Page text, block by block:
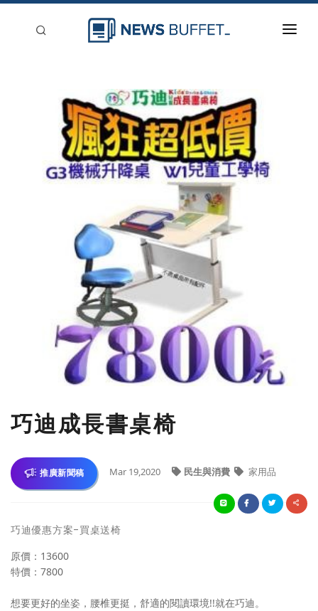
新聞稿分類
巧迪成長書桌椅
推廣新聞稿 Mar 19,2020 民生與消費 家用品
巧迪優惠方案-買桌送椅
原價：13600
特價：7800
想要更好的坐姿，腰椎更挺，舒適的閱讀環境!!就在巧迪。